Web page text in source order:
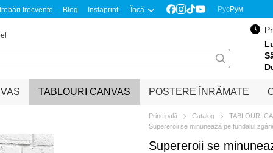
frecvente Blog Instaprint Încă РусРум
TABLOURI CANVAS POSTERE ÎNRĂMATE
Principală Catalog TABLOURI
Supereroii se minunează pe fundalul
Supereroii se